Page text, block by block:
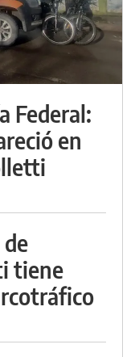
Federal:
en
tiene